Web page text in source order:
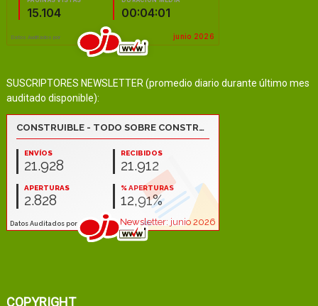
SUSCRIPTORES NEWSLETTER (promedio diario durante último mes
auditado disponible):
COPYRIGHT